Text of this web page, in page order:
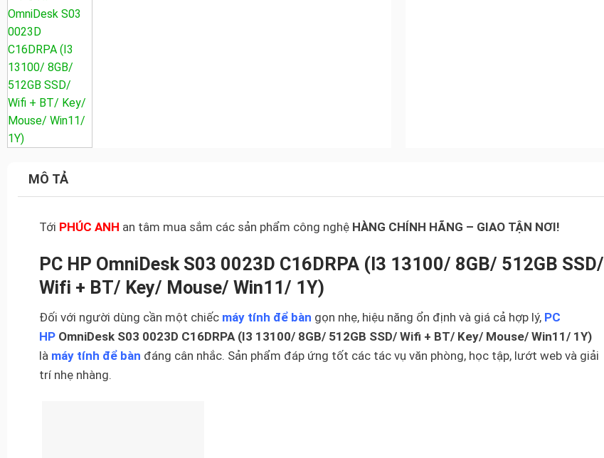
MÔ TẢ
Tới PHÚC ANH an tâm mua sắm các sản phẩm công nghệ HÀNG CHÍNH HÃNG – GIAO TẬN NƠI!
PC HP OmniDesk S03 0023D C16DRPA (I3 13100/ 8GB/ 512GB SSD/
Wifi + BT/ Key/ Mouse/ Win11/ 1Y)
Đối với người dùng cần một chiếc máy tính để bàn gọn nhẹ, hiệu năng ổn định và giá cả hợp lý, PC
HPOmniDesk S03 0023D C16DRPA (I3 13100/ 8GB/ 512GB SSD/ Wifi + BT/ Key/ Mouse/ Win11/ 1Y)
là máy tính để bàn đáng cân nhắc. Sản phẩm đáp ứng tốt các tác vụ văn phòng, học tập, lướt web và giải
trí nhẹ nhàng.